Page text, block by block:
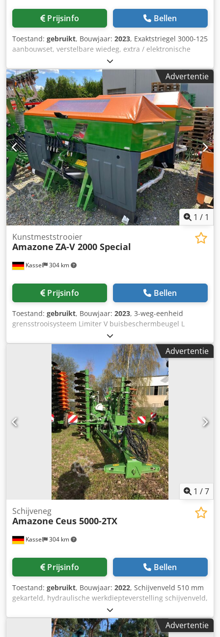
Prijsinfo Bellen
Toestand: gebruikt, Bouwjaar: 2023, Exaktstriegel 3000-125
aanbouwset, verstelbare wiedeg, extra / elektronische
spooraanduiding 3000 AmaDrill 2 voor Cataya, radarsensor
/ internationaal, analoge werkpositie sensor, elektrische
werkgangenschakeling / stuurventiel en hydraulische
werkgangen. Djdpetgpggjfx Ac Tjck
Advertentie
1 / 1
Kassel 304 km
Kunstmeststrooier
Amazone ZA-V 2000 Special
Prijsinfo Bellen
Toestand: gebruikt, Bouwjaar: 2023, 3-weg-eenheid
grensstrooisysteem Limiter V buisbeschermbeugel L
mechanische / positieweergave strooimechanisme ZA-V
opzetbak S 2000 inbouwdelen voor / ZA-basismachines
aftakas met wrijvingskoppeling spatbord L en ladders /
LED-achterverlichting Dcsdpfjt Dwibex Ac Tjk
Advertentie
1 /7
Kassel 304 km
Schijveneg
Amazone Ceus 5000-2TX
Prijsinfo Bellen
Toestand: gebruikt, Bouwjaar: 2022, Schijvenveld 510 mm
gekarteld, hydraulische werkdiepteverstelling schijvenveld,
hydraulische werkdiepteverstelling van de egalisatie-unit,
C-Mix-Ultra-tanden voor Ceus 50, hydraulische
werkdiepteverstelling tandenveld met hydraulische dissel,
Advertentie